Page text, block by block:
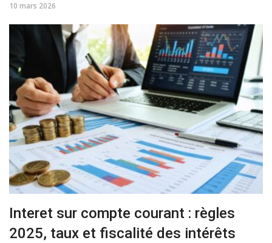
10 mars 2026
Interet sur compte courant : règles
2025, taux et fiscalité des intérêts